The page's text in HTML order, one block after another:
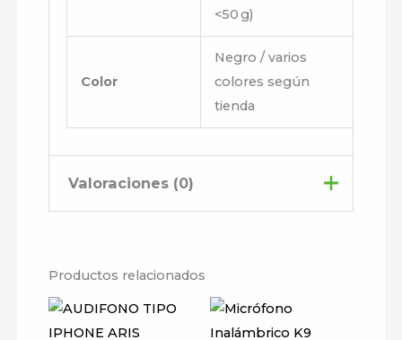
<50 g)
Color
Negro / varios
colores según
tienda
Valoraciones (0)
Sé el primero en valorar
“AUDIFONOS
Productos relacionados